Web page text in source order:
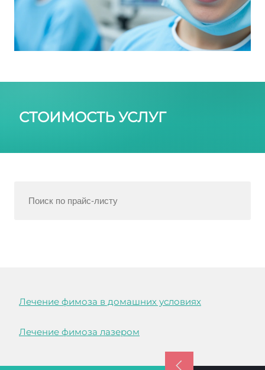
СТОИМОСТЬ УСЛУГ
Лечение фимоза в домашних условиях
Лечение фимоза лазером